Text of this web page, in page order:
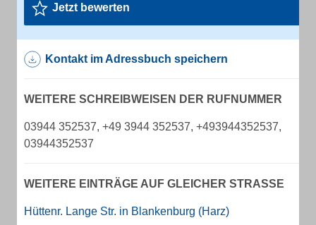
Jetzt bewerten
Kontakt im Adressbuch speichern
WEITERE SCHREIBWEISEN DER RUFNUMMER
03944 352537, +49 3944 352537, +493944352537,
03944352537
WEITERE EINTRÄGE AUF GLEICHER STRASSE
Hüttenr. Lange Str. in Blankenburg (Harz)